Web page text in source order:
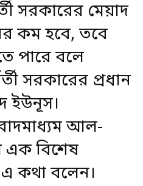
সরকারের মেয়াদ
কম হবে, তবে
পারে বলে
সরকারের প্রধান
ইউনূস।
আল-
এক বিশেষ
এ কথা বলেন।